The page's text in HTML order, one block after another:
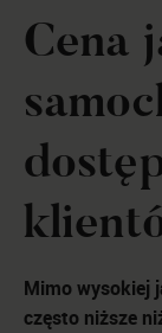
Cena
Mimo wysokiej
często niższe